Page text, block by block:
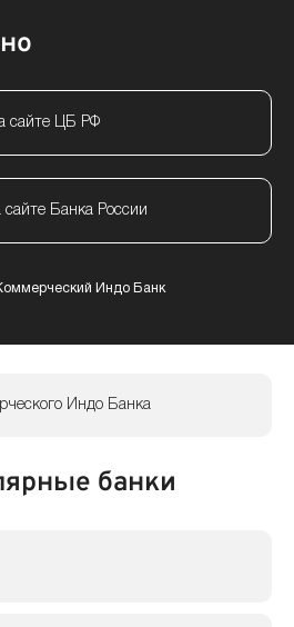
сайте ЦБ РФ
сайте Банка России
Индо Банк
Индо Банка
банки